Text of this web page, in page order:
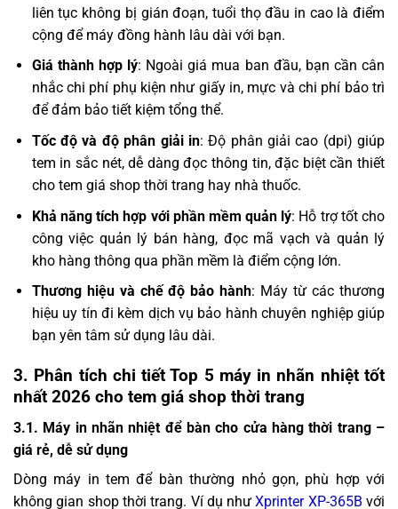
liên tục không bị gián đoạn, tuổi thọ đầu in cao là điểm
cộng để máy đồng hành lâu dài với bạn.
Giá thành hợp lý: Ngoài giá mua ban đầu, bạn cần cân
nhắc chi phí phụ kiện như giấy in, mực và chi phí bảo trì
để đảm bảo tiết kiệm tổng thể.
Tốc độ và độ phân giải in: Độ phân giải cao (dpi) giúp
tem in sắc nét, dễ dàng đọc thông tin, đặc biệt cần thiết
cho tem giá shop thời trang hay nhà thuốc.
Khả năng tích hợp với phần mềm quản lý: Hỗ trợ tốt cho
công việc quản lý bán hàng, đọc mã vạch và quản lý
kho hàng thông qua phần mềm là điểm cộng lớn.
Thương hiệu và chế độ bảo hành: Máy từ các thương
hiệu uy tín đi kèm dịch vụ bảo hành chuyên nghiệp giúp
bạn yên tâm sử dụng lâu dài.
3. Phân tích chi tiết Top 5 máy in nhãn nhiệt tốt
nhất 2026 cho tem giá shop thời trang
3.1. Máy in nhãn nhiệt để bàn cho cửa hàng thời trang –
giá rẻ, dễ sử dụng
Dòng máy in tem để bàn thường nhỏ gọn, phù hợp với
không gian shop thời trang. Ví dụ nhưXprinter XP-365B với